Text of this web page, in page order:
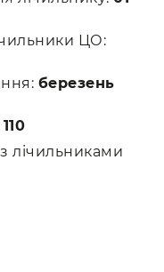
ЦО:
березень
110
з лічильниками